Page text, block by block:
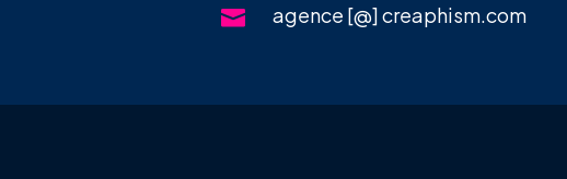
 agence [@] creaphism.com